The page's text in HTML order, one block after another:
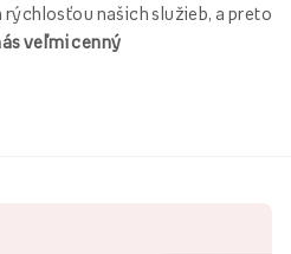
našich služieb, a preto
veľmi cenný
si môžete pri objednávke
zaručujú dlhú životnosť